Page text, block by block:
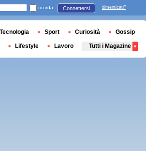
ricorda Connettersi dimenticati?
Tecnologia Sport Curiosità Gossip
Lifestyle Lavoro Tutti i Magazine